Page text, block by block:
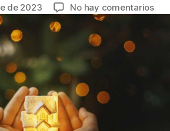
c
e
b
o
o
k
itt ail er
e
m
p
ar
de 2023 No hay comentariosen